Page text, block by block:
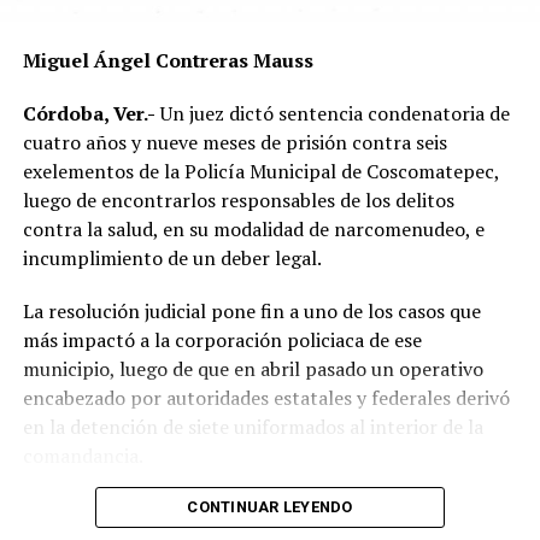
Las autoridades exhortaron a los automovilistas y
motociclistas a conducir con precaución, respetar los
límites de velocidad y aumentar la distancia de
seguridad entre vehículos, especialmente durante la
temporada de lluvias, cuando el riesgo de accidentes se
incrementa en las carreteras de la región.
La circulación en la zona se vio afectada por algunos
minutos mientras se realizaban las labores de auxilio y el
levantamiento de indicios por parte de las autoridades.
Posteriormente, el tránsito fue restablecido de manera
normal.
Miguel Ángel Contreras Mauss
Córdoba, Ver.-Un juez dictó sentencia condenatoria de
cuatro años y nueve meses de prisión contra seis
exelementos de la Policía Municipal de Coscomatepec,
luego de encontrarlos responsables de los delitos
contra la salud, en su modalidad de narcomenudeo, e
incumplimiento de un deber legal.
La resolución judicial pone fin a uno de los casos que
más impactó a la corporación policiaca de ese
municipio, luego de que en abril pasado un operativo
encabezado por autoridades estatales y federales derivó
en la detención de siete uniformados al interior de la
La intervención se realizó el 10 de abril mediante un
CONTINUAR LEYENDO